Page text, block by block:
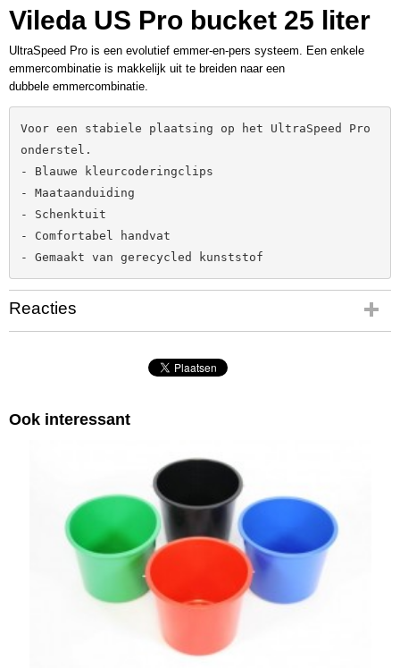
Productcode leverancier
545089
Vileda US Pro bucket 25 liter
UltraSpeed Pro is een evolutief emmer-en-pers systeem. Een enkele
emmercombinatie is makkelijk uit te breiden naar een
dubbele emmercombinatie.
Voor een stabiele plaatsing op het UltraSpeed Pro
onderstel.
- Blauwe kleurcoderingclips
- Maataanduiding
- Schenktuit
- Comfortabel handvat
Reacties
Ook interessant